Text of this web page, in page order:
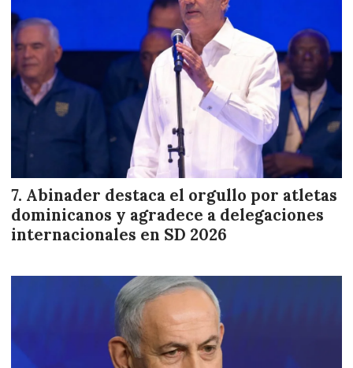
Abinader destaca el orgullo por atletas
dominicanos y agradece a delegaciones
internacionales en SD 2026